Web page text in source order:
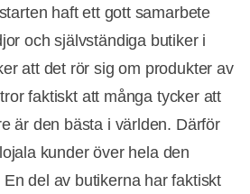
haft ett gott samarbete
och självständiga butiker i
att det rör sig om produkter av
faktiskt att många tycker att
är den bästa i världen. Därför
kunder över hela den
del av butikerna har faktiskt